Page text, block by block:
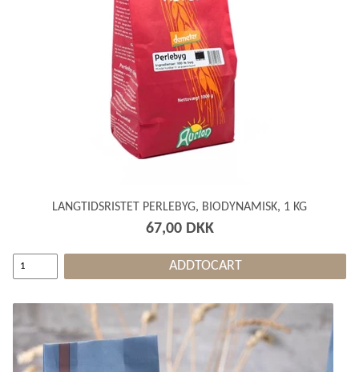
LANGTIDSRISTET PERLEBYG, BIODYNAMISK, 1 KG
67,00 DKK
ADDTOCART